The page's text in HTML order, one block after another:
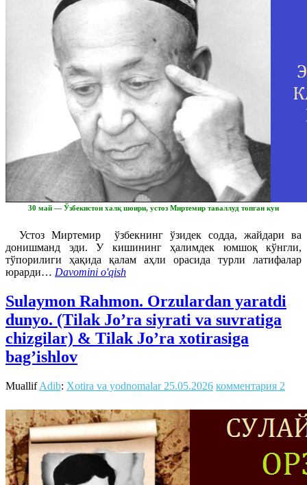
30 май — Ўзбекистон халқ шоири, устоз Миртемир таваллуд топган кун
Устоз Миртемир ўзбекнинг ўзидек содда, жайдари ва
донишманд эди. У кишининг ҳалимдек юмшоқ кўнгли,
тўпорилиги ҳақида қалам аҳли орасида турли латифалар
юрарди… Davomini o'qish
Sulaymon Rahmon. Orzulardan yaratdi
dunyo. (Tilak Jo’ra siyrati va suvratiga
chizgilar) & Tilak Jo’ra xotirasiga
bag’ishlov
MuallifAdib: Xotira va yodnomalar 25.05.2026 комментария 2